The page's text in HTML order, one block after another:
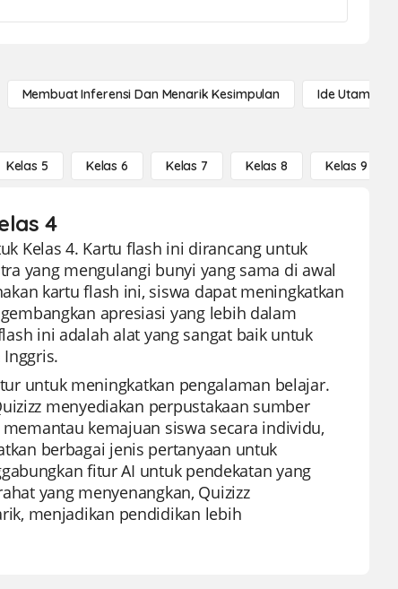
Membuat Inferensi Dan Menarik Kesimpulan Ide Utama
Kelas 5 Kelas 6 Kelas 7 Kelas 8 Kelas 9
4
Kelas 4. Kartu flash ini dirancang untuk
yang mengulangi bunyi yang sama di awal
kartu flash ini, siswa dapat meningkatkan
apresiasi yang lebih dalam
ini adalah alat yang sangat baik untuk
untuk meningkatkan pengalaman belajar.
menyediakan perpustakaan sumber
kemajuan siswa secara individu,
berbagai jenis pertanyaan untuk
fitur AI untuk pendekatan yang
yang menyenangkan, Quizizz
menjadikan pendidikan lebih